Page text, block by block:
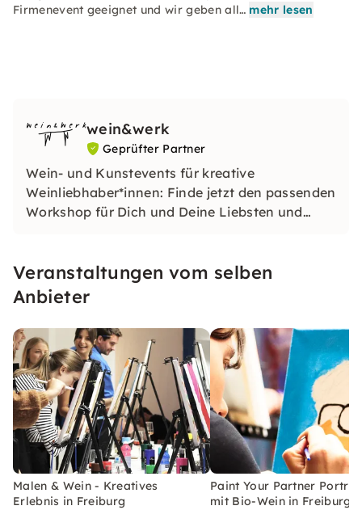
Firmenevent geeignet und wir geben all… mehr lesen
wein&werk
Geprüfter Partner
Wein- und Kunstevents für kreative
Weinliebhaber*innen: Finde jetzt den passenden
Workshop für Dich und Deine Liebsten und
Veranstaltungen vom selben
Anbieter
Malen & Wein - Kreatives
Erlebnis in Freiburg
Paint Your Partner
mit Bio-Wein in Freiburg